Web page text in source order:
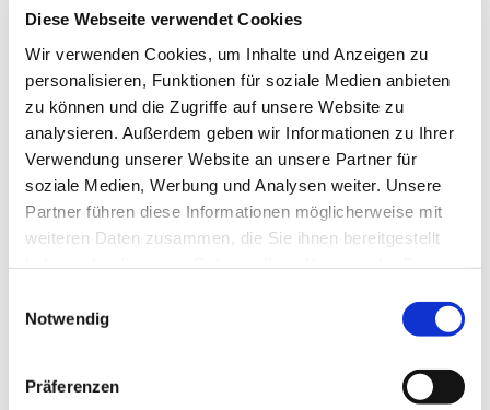
Diese Webseite verwendet Cookies
Wir verwenden Cookies, um Inhalte und Anzeigen zu
personalisieren, Funktionen für soziale Medien anbieten
zu können und die Zugriffe auf unsere Website zu
analysieren. Außerdem geben wir Informationen zu Ihrer
Verwendung unserer Website an unsere Partner für
soziale Medien, Werbung und Analysen weiter. Unsere
Partner führen diese Informationen möglicherweise mit
weiteren Daten zusammen, die Sie ihnen bereitgestellt
Notwendig
Präferenzen